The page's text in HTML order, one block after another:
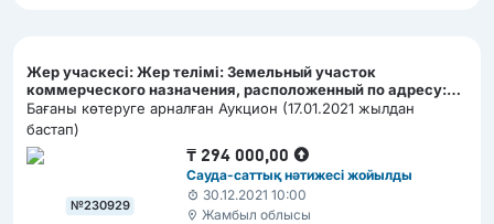
Жер учаскесі: Жер телімі: Земельный участок
коммерческого назначения, расположенный по адресу:
с.Кордай, жилой массив "Шыгыс", Кордайского с/о,
Кордайского района, Жамбылской области/Кәсіпкерлік
мақсаттағы жер телімі, орналасқан мекен-жайы: Жамбыл
облысы, Қордай ауданы, Қордай а/о, Қордай ауылы,
"Шығыс" тұрғын алақабы
Бағаны көтеруге арналған Аукцион (17.01.2021 жылдан
бастап)
№230929
₸ 294 000,00
Сауда-саттық нәтижесі жойылды
30.12.2021 10:00
Жамбыл облысы